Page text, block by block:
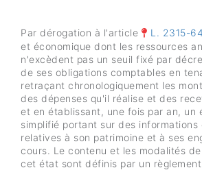
Par dérogation à l'article L. 2315-64
et économique dont les ressources
n'excèdent pas un seuil fixé par
de ses obligations comptables en
retraçant chronologiquement les
des dépenses qu'il réalise et des
et en établissant, une fois par an, un
simplifié portant sur des informations
relatives à son patrimoine et à ses
cours. Le contenu et les modalités
cet état sont définis par un